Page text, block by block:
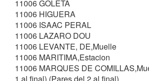
11006 GOLETA
11006 HIGUERA
11006 ISAAC PERAL
11006 LAZARO DOU
11006 LEVANTE, DE,Muelle
11006 MARITIMA,Estacion
11006 MARQUES DE